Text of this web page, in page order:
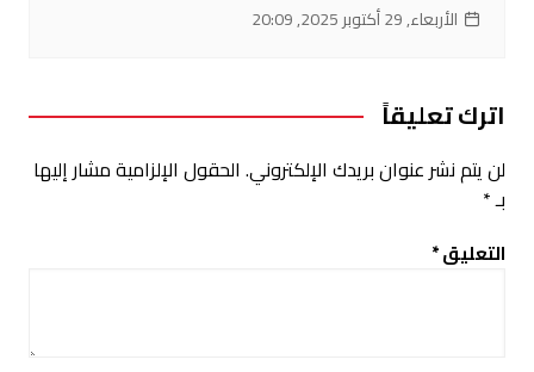
الأربعاء, 29 أكتوبر 2025, 20:09
اترك تعليقاً
لن يتم نشر عنوان بريدك الإلكتروني. الحقول الإلزامية مشار إليها
بـ*
التعليق*